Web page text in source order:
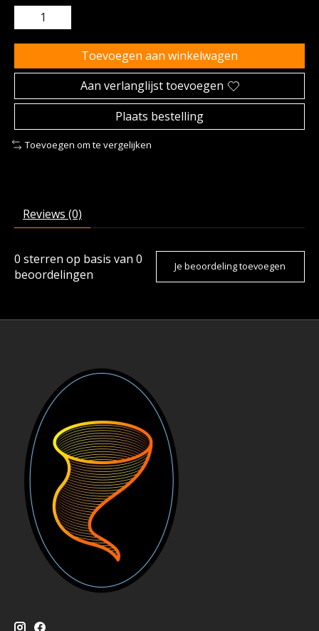
Toevoegen aan winkelwagen
Aan verlanglijst toevoegen
Plaats bestelling
Toevoegen om te vergelijken
Reviews (0)
0 sterren op basis van 0
beoordelingen
Je beoordeling toevoegen